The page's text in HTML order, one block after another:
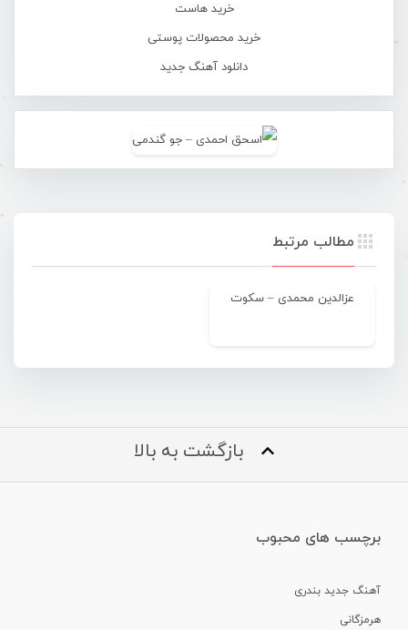
خرید هاست
خرید محصولات پوستی
دانلود آهنگ جدید
مطالب مرتبط
عزالدین محمدی – سکوت
بازگشت به بالا
برچسب های محبوب
آهنگ جدید بندری
هرمزگانی